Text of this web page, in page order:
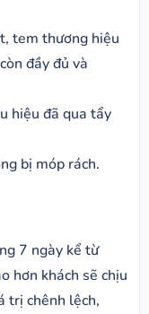
tem thương hiệu
đầy đủ và
hiệu đã qua tẩy
bị móp rách.
7 ngày kể từ
hơn khách sẽ chịu
trị chênh lệch,